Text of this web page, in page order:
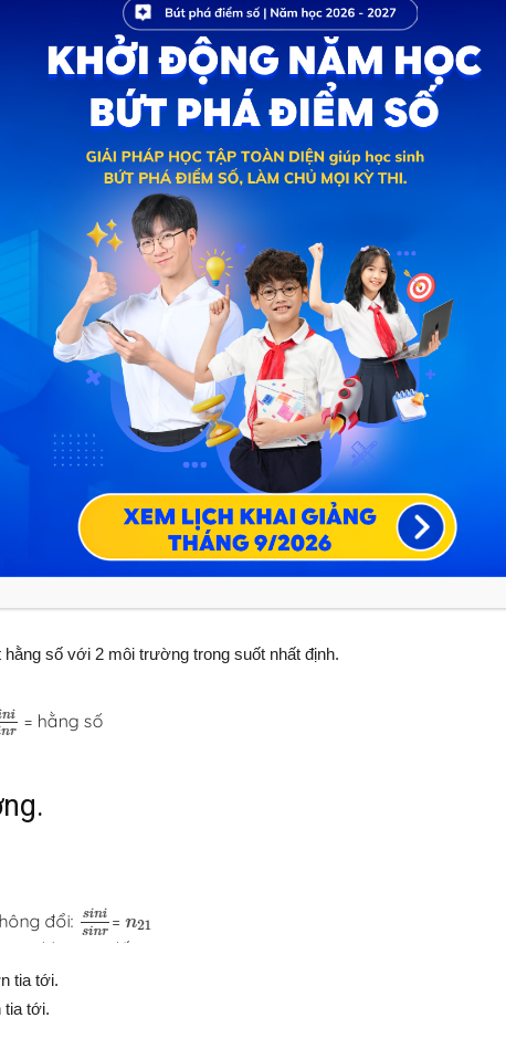
pháp tuyến so với tia tới.
số với 2 môi trường trong suốt nhất định.
tia tới.
tia tới.